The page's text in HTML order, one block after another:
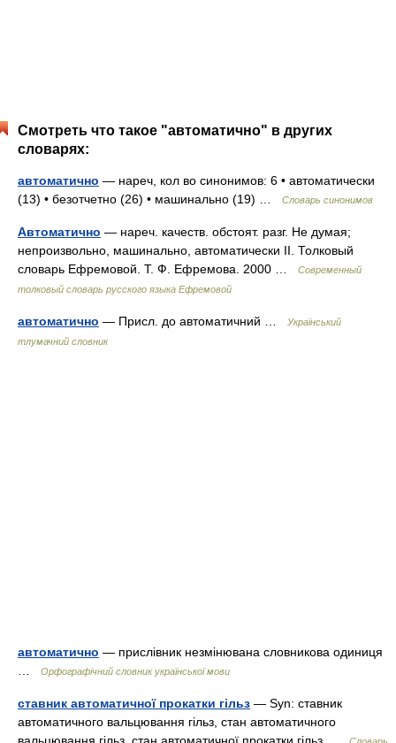
Смотреть что такое "автоматично" в других
словарях:
автоматично — нареч, кол во синонимов: 6 • автоматически
(13) • безотчетно (26) • машинально (19) …
Словарь синонимов
Автоматично — нареч. качеств. обстоят. разг. Не думая;
непроизвольно, машинально, автоматически II. Толковый
словарь Ефремовой. Т. Ф. Ефремова. 2000 …
Современный
толковый словарь русского языка Ефремовой
автоматично — Присл. до автоматичний …
Український
тлумачний словник
автоматично — прислівник незмінювана словникова одиниця
Орфографічний словник української мови
ставник автоматичної прокатки гільз — Syn: ставник
автоматичного вальцювання гільз, стан автоматичного